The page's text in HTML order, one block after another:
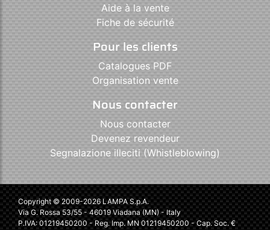
Aide à la vente
Fiche de sécurité
Pour les clients
Catalogues PDF
Organisation vente
Nous contacter
Nous contacter
Devenez revendeur
Segnalazione illeciti (Whistleblowing)
Copyright © 2009-2026 LAMPA S.p.A.
Via G. Rossa 53/55 - 46019 Viadana (MN) - Italy
P.IVA: 01219450200 - Reg. Imp. MN 01219450200 - Cap. Soc. €